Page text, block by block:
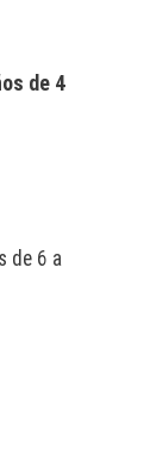
de 4
de 6 a